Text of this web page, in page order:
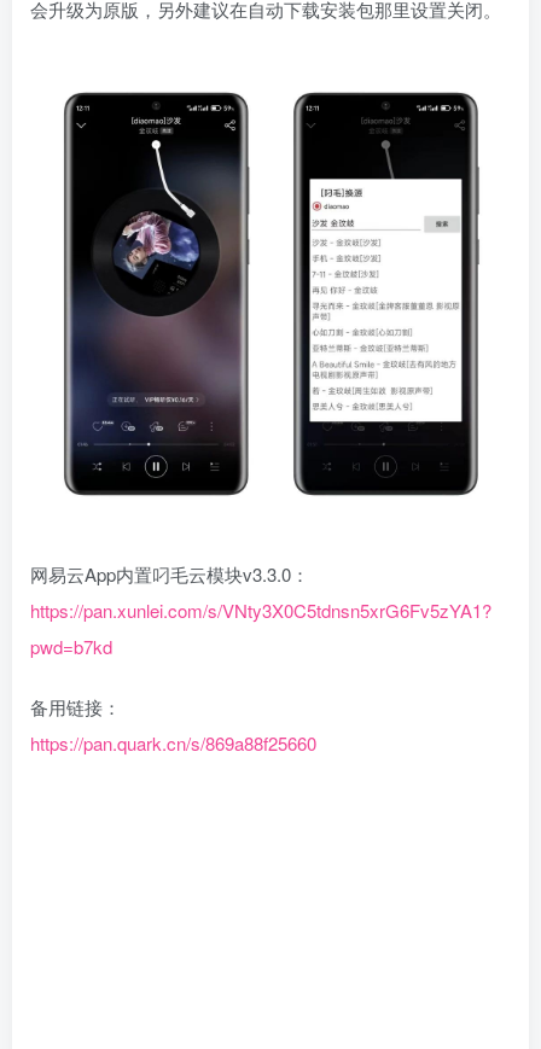
会升级为原版，另外建议在自动下载安装包那里设置关闭。
网易云App内置叼毛云模块v3.3.0：
https://pan.xunlei.com/s/VNty3X0C5tdnsn5xrG6Fv5zYA1?
pwd=b7kd
备用链接：
https://pan.quark.cn/s/869a88f25660